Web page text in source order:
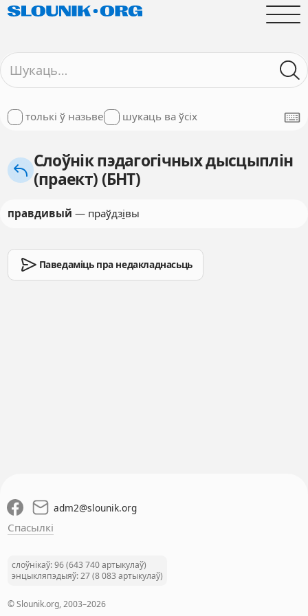
толькі ў назьве шукаць ва ўсіх
Слоўнік пэдагогічных дысцыплін
(праект) (БНТ)
правдивый — праўдзівы
Паведаміць пра недакладнасьць
adm2@slounik.org
Спасылкі
слоўнікаў: 96 (643 740 артыкулаў)
энцыкляпэдыяў: 27 (8 083 артыкулаў)
© Slounik.org, 2003–2026